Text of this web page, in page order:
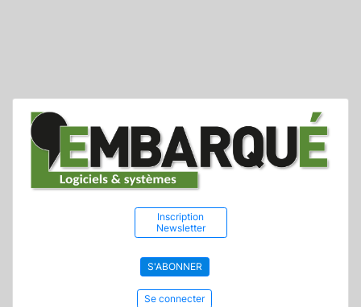
Inscription
Newsletter
S'ABONNER
Se connecter